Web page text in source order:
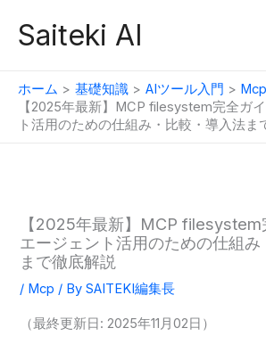
Saiteki AI
ホーム 基礎知識 AIツール入門
Mcp
【2025年最新】MCP filesystem完全ガ
ト活用のための仕組み・比較・導入法ま
【2025年最新】MCP
エージェント活用のための仕組
まで徹底解説
/ Mcp / BySAITEKI編集長
（最終更新日: 2025年11月02日）